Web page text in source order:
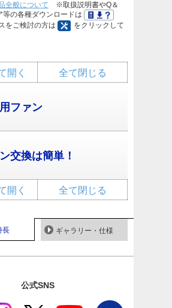
全般について ※取扱説明書やQ＆
等の各種ダウンロードは
をご検討の方は
をクリックして
全て閉じる
開く
ファン
交換は簡単！
全て閉じる
開く
長 ギャラリー・仕様
公式SNS